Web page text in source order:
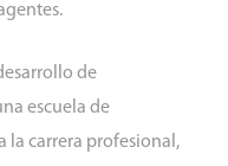
de
escuela de
la carrera profesional,